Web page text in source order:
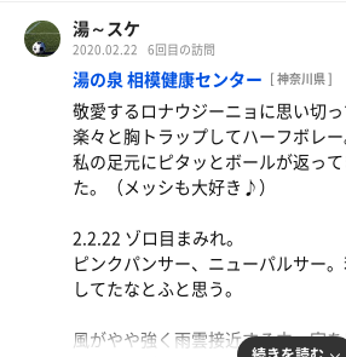
ボーッと微睡み、バイブラ湯に浸か
脱衣所、20円チャリンするドライ
帰り際、黄色いイカしたハンドタオ
生ビール大、ハイボール、甘くない
×4。
ツマミ、左から。つくね、カシラ、
追加でもつ煮込みをチビチビとや
計4セット、チンピリ薬湯で悶絶の〆
2F広々とした休憩室でリラックス
が放送されている。
しばし微睡んだら目指すは超ハッピ
ツマミは「スタミナ焼きハーフ」と
婆豆腐ハーフ」
スタミナ焼きはニンニクがしっかり
出来なかったのが少し残念だった
るとクラクラしてしまう。
左側からは電車が颯爽と通過する音
さな飛行機の光を目で追ったりする
好きな私としてはタマラナイ。
ただ、一番良い時間帯は間違いな
そんなこんなの3セット後、新たな
今まで見向きもしなかった「ミスト
る。
扉を開くと目の前に洗面器いっぱ
薄い絨毯が敷かれた階段を登り、暖
所。細長い黒いシックなロッカーと
トなロッカーが共にNo.16まで設置
No.7の四角いボックスにリュック
イツを脱ぐ。
ダウンとマスクは外付けの衣紋掛け
持参のお風呂セットを取り出し、浴
第一印象は「コンパクトでスタイリ
も感じた清潔感がココにもありま
面に設置されている時計が20時半
湯～スケ
2020.02.22 6回目の訪問
湯の泉 相模健康センター [ 神奈川県 ]
敬愛するロナウジーニョに思い切っ
楽々と胸トラップしてハーフボレー
私の足元にピタッとボールが返っ
た。（メッシも大好き♪）
2.2.22 ゾロ目まみれ。
ピンクパンサー、ニューパルサー
してたなとふと思う。
風がやや強く雨雲接近する中、家